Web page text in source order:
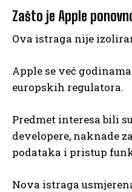
Zašto je Apple
Ova istraga nije
Apple se već
europskih regulatora.
Predmet interesa bili
developere, naknade
podataka i pristup
Nova istraga